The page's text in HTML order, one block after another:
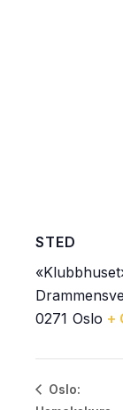
STED
Oslo
0271 +
Oslo: